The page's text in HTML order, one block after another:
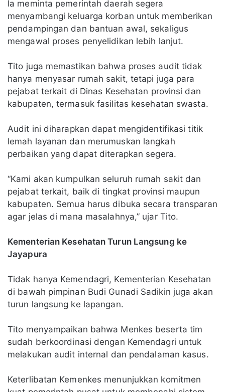
Ia meminta pemerintah daerah segera
menyambangi keluarga korban untuk memberikan
pendampingan dan bantuan awal, sekaligus
mengawal proses penyelidikan lebih lanjut.
Tito juga memastikan bahwa proses audit tidak
hanya menyasar rumah sakit, tetapi juga para
pejabat terkait di Dinas Kesehatan provinsi dan
kabupaten, termasuk fasilitas kesehatan swasta.
Audit ini diharapkan dapat mengidentifikasi titik
lemah layanan dan merumuskan langkah
perbaikan yang dapat diterapkan segera.
“Kami akan kumpulkan seluruh rumah sakit dan
pejabat terkait, baik di tingkat provinsi maupun
kabupaten. Semua harus dibuka secara transparan
agar jelas di mana masalahnya,” ujar Tito.
Kementerian Kesehatan Turun Langsung ke
Jayapura
Tidak hanya Kemendagri, Kementerian Kesehatan
di bawah pimpinan Budi Gunadi Sadikin juga akan
turun langsung ke lapangan.
Tito menyampaikan bahwa Menkes beserta tim
sudah berkoordinasi dengan Kemendagri untuk
melakukan audit internal dan pendalaman kasus.
Keterlibatan Kemenkes menunjukkan komitmen